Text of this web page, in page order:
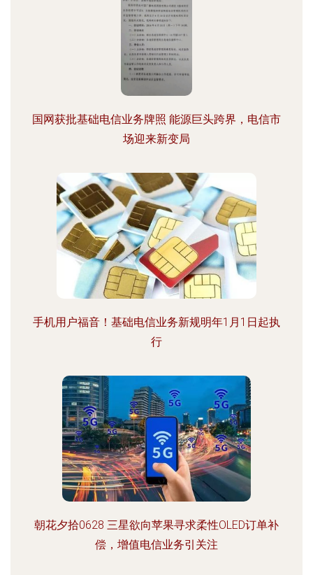
国网获批基础电信业务牌照 能源巨头跨界，电信市
场迎来新变局
手机用户福音！基础电信业务新规明年1月1日起执
行
朝花夕拾0628 三星欲向苹果寻求柔性OLED订单补
偿，增值电信业务引关注